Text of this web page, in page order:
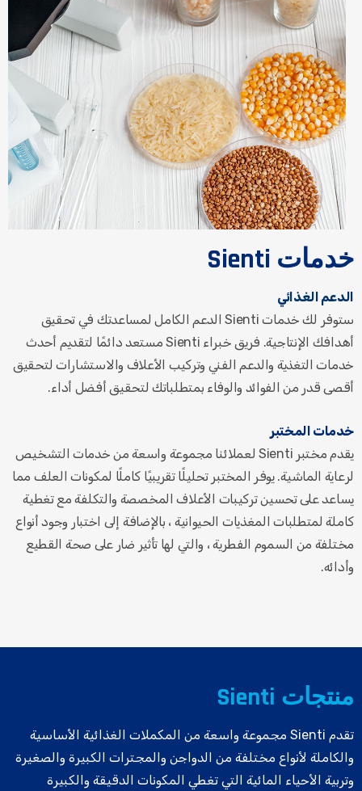
خدمات Sienti
الدعم الغذائي
ستوفر لك خدمات Sienti الدعم الكامل لمساعدتك في تحقيق
أهدافك الإنتاجية. فريق خبراء Sienti مستعد دائمًا لتقديم أحدث
خدمات التغذية والدعم الفني وتركيب الأعلاف والاستشارات لتحقيق
أقصى قدر من الفوائد والوفاء بمتطلباتك لتحقيق أفضل أداء.
خدمات المختبر
يقدم مختبر Sienti لعملائنا مجموعة واسعة من خدمات التشخيص
لرعاية الماشية. يوفر المختبر تحليلًا تقريبيًا كاملًا لمكونات العلف مما
يساعد على تحسين تركيبات الأعلاف المخصصة والتكلفة مع تغطية
كاملة لمتطلبات المغذيات الحيوانية ، بالإضافة إلى اختبار وجود أنواع
مختلفة من السموم الفطرية ، والتي لها تأثير ضار على صحة القطيع
وأدائه.
منتجات Sienti
تقدم Sienti مجموعة واسعة من المكملات الغذائية الأساسية
والكاملة لأنواع مختلفة من الدواجن والمجترات الكبيرة والصغيرة
وتربية الأحياء المائية التي تغطي المكونات الدقيقة والكبيرة